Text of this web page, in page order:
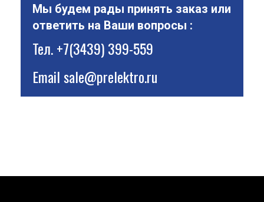
Мы будем рады принять заказ или
ответить на Ваши вопросы :
Тел.+7(3439) 399-559
Emailsale@prelektro.ru